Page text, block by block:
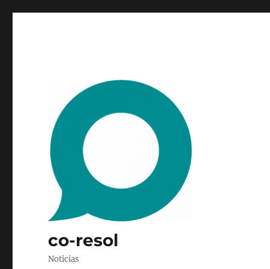
co-resol
Noticias